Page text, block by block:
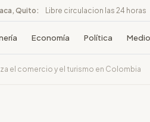
Quito: Libre circulacion las 24 horas
Economía Política
el comercio y el turismo en Colombia